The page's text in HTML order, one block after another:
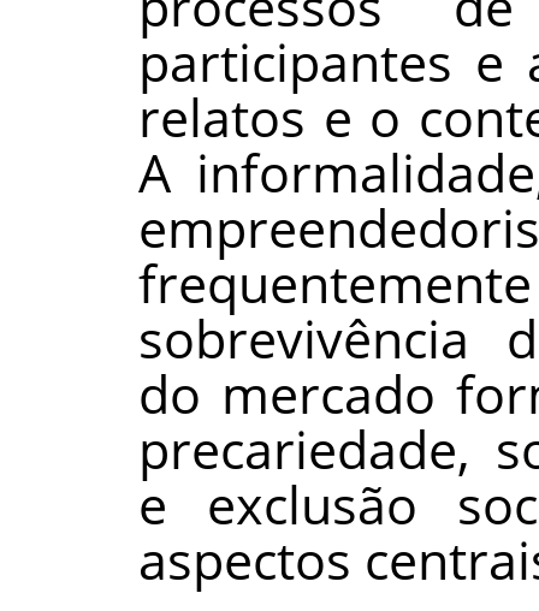
participantes e
relatos e o
A
sobrevivência
do mercado
precariedade,
e exclusão
aspectos